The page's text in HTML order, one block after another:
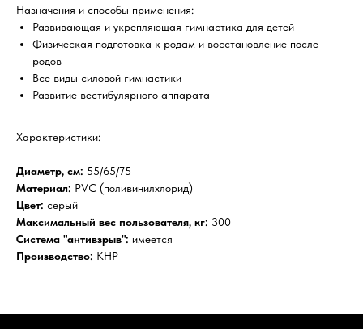
Назначения и способы применения:
Развивающая и укрепляющая гимнастика для детей
Физическая подготовка к родам и восстановление после
родов
Все виды силовой гимнастики
Развитие вестибулярного аппарата
Характеристики:
Диаметр, см: 55/65/75
Материал: PVC (поливинилхлорид)
Цвет: серый
Максимальный вес пользователя, кг: 300
Система "антивзрыв": имеется
Производство: КНР